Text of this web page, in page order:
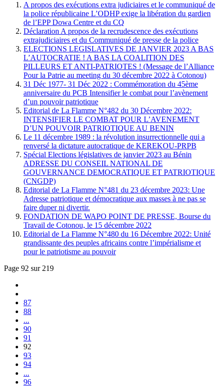
A propos des exécutions extra judiciaires et le communiqué de
la police républicaine L’ODHP exige la libération du gardien
de l’EPP Dowa Centre et du CQ
Déclaration A propos de la recrudescence des exécutions
extrajudiciaires et du Communiqué de presse de la police
ELECTIONS LEGISLATIVES DE JANVIER 2023 A BAS
L’AUTOCRATIE ! A BAS LA COALITION DES
PILLEURS ET ANTI-PATRIOTES ! (Message de l’Alliance
Pour la Patrie au meeting du 30 décembre 2022 à Cotonou)
31 Déc 1977- 31 Déc 2022 : Commémoration du 45ème
anniversaire du PCB Intensifier le combat pour l’avènement
d’un pouvoir patriotique
Editorial de La Flamme N°482 du 30 Décembre 2022:
INTENSIFIER LE COMBAT POUR L’AVENEMENT
D’UN POUVOIR PATRIOTIQUE AU BENIN
Le 11 décembre 1989 : la révolution insurrectionnelle qui a
renversé la dictature autocratique de KEREKOU-PRPB
Spécial Elections législatives de janvier 2023 au Bénin
ADRESSE DU CONSEIL NATIONAL DE
GOUVERNANCE DEMOCRATIQUE ET PATRIOTIQUE
(CNGDP)
Editorial de La Flamme N°481 du 23 décembre 2023: Une
Adresse patriotique et démocratique aux masses à ne pas se
faire duper ni divertir.
FONDATION DE WAPO POINT DE PRESSE, Bourse du
Travail de Cotonou, le 15 décembre 2022
Editorial de La Flamme N°480 du 16 Décembre 2022: Unité
grandissante des peuples africains contre l’impérialisme et
pour le patriotisme au pouvoir
Page 92 sur 219
87
88
...
90
91
92
93
94
...
96